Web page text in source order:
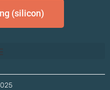
(silicon)